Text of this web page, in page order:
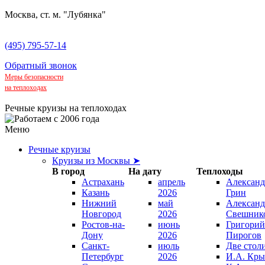
Москва, ст. м. "Лубянка"
(495) 795-57-14
Обратный звонок
Меры безопасности
на теплоходах
Речные круизы на теплоходах
Меню
Речные круизы
Круизы из Москвы ➤
В город
На дату
Теплоходы
Астрахань
Казань
Нижний
Новгород
Ростов-на-
Дону
Санкт-
Петербург
апрель
2026
май
2026
июнь
2026
июль
2026
Грин
Григорий
Пирогов
Две
И.А.